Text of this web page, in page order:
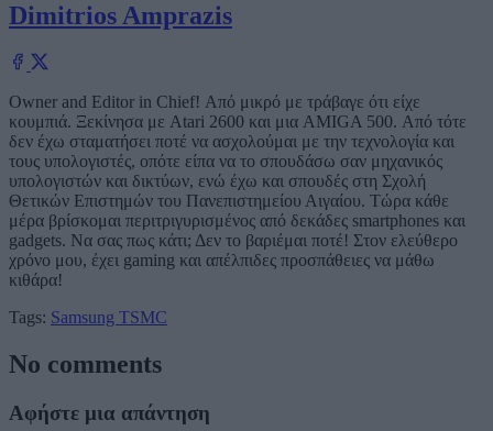
Dimitrios Amprazis
Owner and Editor in Chief! Από μικρό με τράβαγε ότι είχε
κουμπιά. Ξεκίνησα με Atari 2600 και μια AMIGA 500. Από τότε
δεν έχω σταματήσει ποτέ να ασχολούμαι με την τεχνολογία και
τους υπολογιστές, οπότε είπα να το σπουδάσω σαν μηχανικός
υπολογιστών και δικτύων, ενώ έχω και σπουδές στη Σχολή
Θετικών Επιστημών του Πανεπιστημείου Αιγαίου. Τώρα κάθε
μέρα βρίσκομαι περιτριγυρισμένος από δεκάδες smartphones και
gadgets. Να σας πως κάτι; Δεν το βαριέμαι ποτέ! Στον ελεύθερο
χρόνο μου, έχει gaming και απέλπιδες προσπάθειες να μάθω
κιθάρα!
Tags: Samsung TSMC
No comments
Αφήστε μια απάντηση